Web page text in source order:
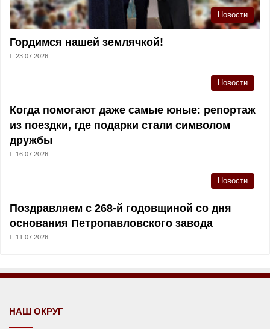
Новости
Гордимся нашей землячкой!
23.07.2026
Новости
Когда помогают даже самые юные: репортаж
из поездки, где подарки стали символом
дружбы
16.07.2026
Новости
Поздравляем с 268-й годовщиной со дня
основания Петропавловского завода
11.07.2026
НАШ ОКРУГ